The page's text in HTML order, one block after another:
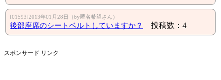
[01593]2013年01月28日（by匿名希望さん）
後部座席のシートベルトしていますか？ 投稿数：4
スポンサード リンク